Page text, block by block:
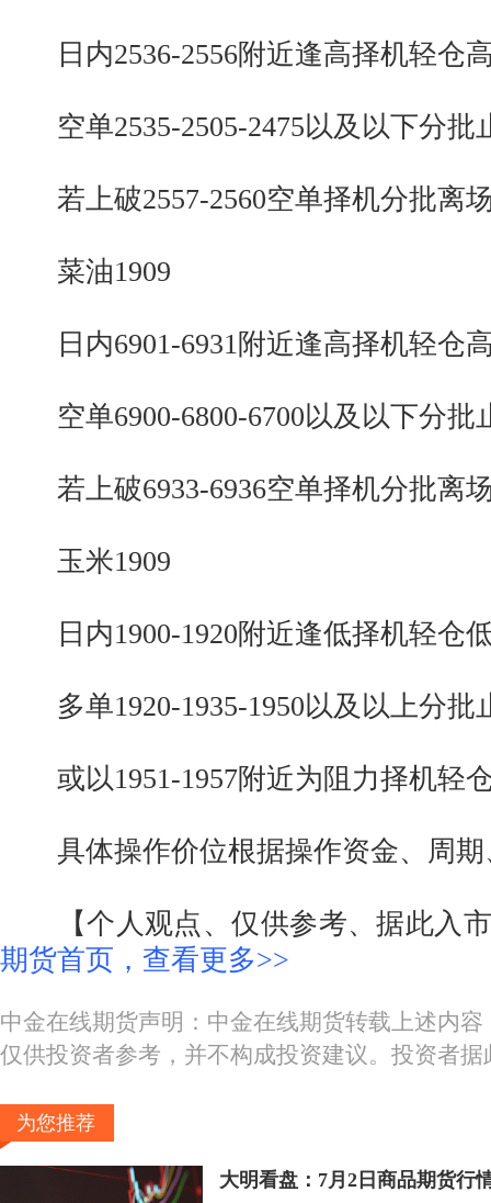
日内2536-2556附近逢高择机轻仓
空单2535-2505-2475以及以下分批
若上破2557-2560空单择机分批离
菜油1909
日内6901-6931附近逢高择机轻仓
空单6900-6800-6700以及以下分批
若上破6933-6936空单择机分批离
玉米1909
日内1900-1920附近逢低择机轻仓
多单1920-1935-1950以及以上分批
或以1951-1957附近为阻力择机轻
具体操作价位根据操作资金、周期
【个人观点、仅供参考、据此入市
期货首页，查看更多>>
中金在线期货声明：中金在线期货转载上述内
仅供投资者参考，并不构成投资建议。投资者
为您推荐
大明看盘：7月2日商品期货行